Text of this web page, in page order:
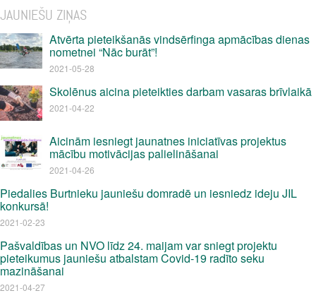
JAUNIEŠU ZIŅAS
Atvērta pieteikšanās vindsērfinga apmācības dienas
nometnei “Nāc burāt”!
2021-05-28
Skolēnus aicina pieteikties darbam vasaras brīvlaikā
2021-04-22
Aicinām iesniegt jaunatnes iniciatīvas projektus
mācību motivācijas palielināšanai
2021-04-26
Piedalies Burtnieku jauniešu domradē un iesniedz ideju JIL
konkursā!
2021-02-23
Pašvaldības un NVO līdz 24. maijam var sniegt projektu
pieteikumus jauniešu atbalstam Covid-19 radīto seku
mazināšanai
2021-04-27